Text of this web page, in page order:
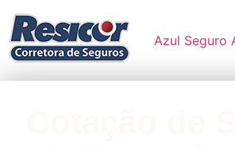
Azul Seguro